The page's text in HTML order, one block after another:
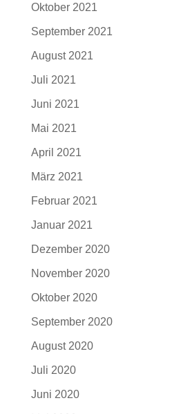
Oktober 2021
September 2021
August 2021
Juli 2021
Juni 2021
Mai 2021
April 2021
März 2021
Februar 2021
Januar 2021
Dezember 2020
November 2020
Oktober 2020
September 2020
August 2020
Juli 2020
Juni 2020